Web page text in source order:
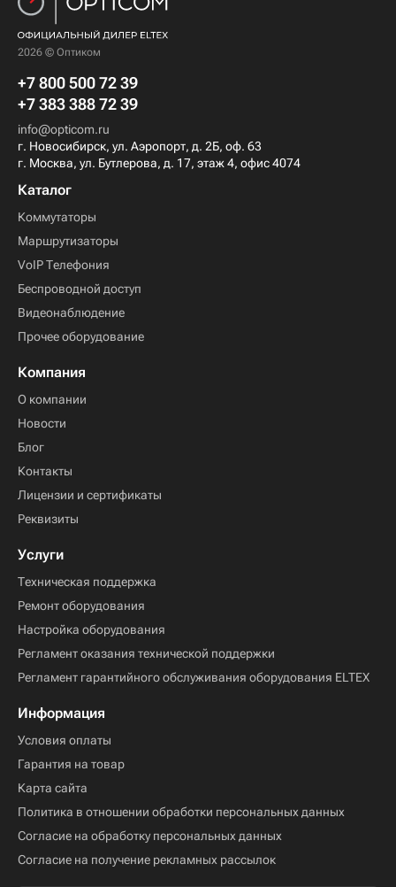
2026 © Оптиком
+7 800 500 72 39
+7 383 388 72 39
info@opticom.ru
г. Новосибирск, ул. Аэропорт, д. 2Б, оф. 63
г. Москва, ул. Бутлерова, д. 17, этаж 4, офис 4074
Каталог
Коммутаторы
Маршрутизаторы
VoIP Телефония
Беспроводной доступ
Видеонаблюдение
Прочее оборудование
Компания
О компании
Новости
Блог
Контакты
Лицензии и сертификаты
Реквизиты
Услуги
Техническая поддержка
Ремонт оборудования
Настройка оборудования
Регламент оказания технической поддержки
Регламент гарантийного обслуживания оборудования ELTEX
Информация
Условия оплаты
Гарантия на товар
Карта сайта
Политика в отношении обработки персональных данных
Согласие на обработку персональных данных
Согласие на получение рекламных рассылок